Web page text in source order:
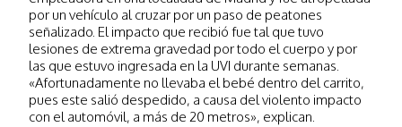
por un vehículo al cruzar por un paso de peatones
señalizado. El impacto que recibió fue tal que tuvo
lesiones de extrema gravedad por todo el cuerpo y por
las que estuvo ingresada en la UVI durante semanas.
«Afortunadamente no llevaba el bebé dentro del carrito,
pues este salió despedido, a causa del violento impacto
con el automóvil, a más de 20 metros», explican.